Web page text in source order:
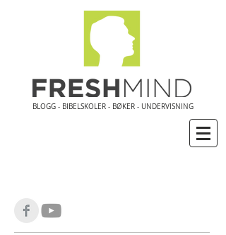
BLOGG - BIBELSKOLER - BØKER - UNDERVISNING